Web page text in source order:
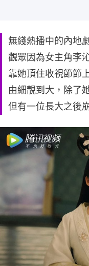
無綫熱播中的內地
觀眾因為女主角李
靠她頂住收視節節
由細靚到大，除了
但有一位長大之後